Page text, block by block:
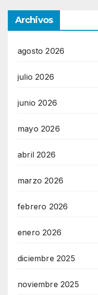
Archivos
agosto 2026
julio 2026
junio 2026
mayo 2026
abril 2026
marzo 2026
febrero 2026
enero 2026
diciembre 2025
noviembre 2025